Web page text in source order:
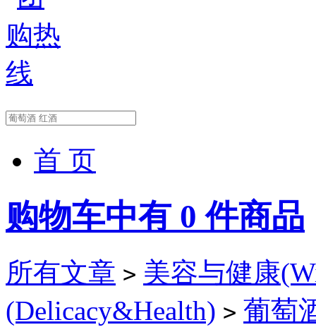
首 页
购物车中有 0 件商品
所有文章 > 美容与健康
(Delicacy&Health) > 葡萄